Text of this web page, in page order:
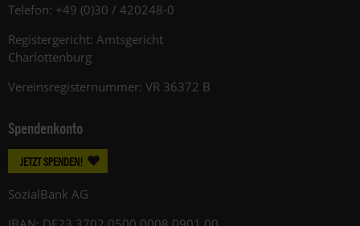
Telefon: +49 (0)30 / 420248-0
Registergericht: Amtsgericht
Charlottenburg
Vereinsregisternummer: VR 36372 B
Spendenkonto
JETZT SPENDEN!
SozialBank AG